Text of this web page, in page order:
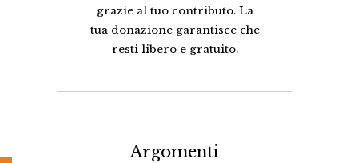
grazie al tuo contributo. La
tua donazione garantisce che
resti libero e gratuito.
Argomenti